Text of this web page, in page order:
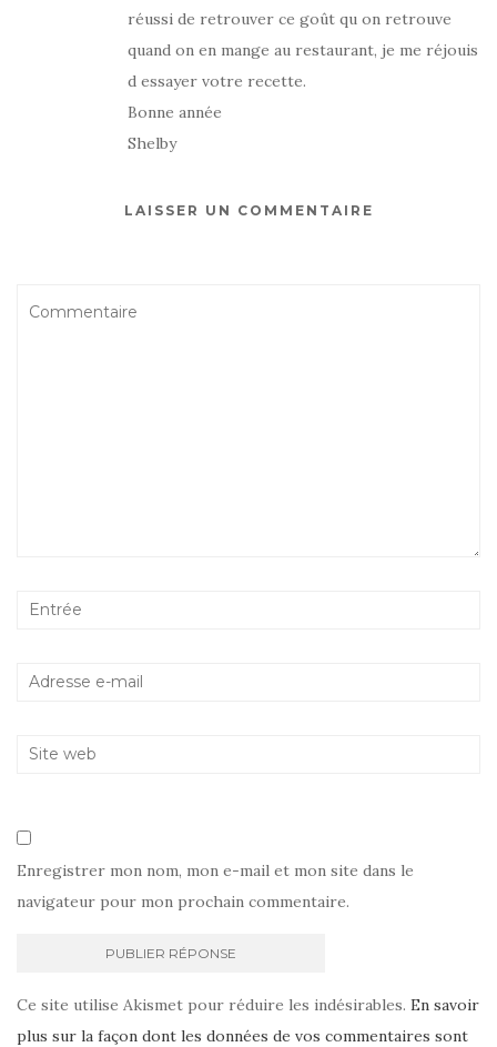
réussi de retrouver ce goût qu on retrouve
quand on en mange au restaurant, je me réjouis
d essayer votre recette.
Bonne année
Shelby
LAISSER UN COMMENTAIRE
Enregistrer mon nom, mon e-mail et mon site dans le
navigateur pour mon prochain commentaire.
Ce site utilise Akismet pour réduire les indésirables. En savoir
plus sur la façon dont les données de vos commentaires sont